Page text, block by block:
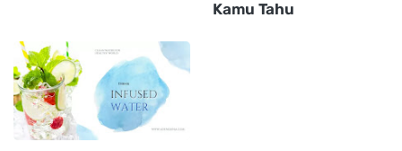
Kamu Tahu